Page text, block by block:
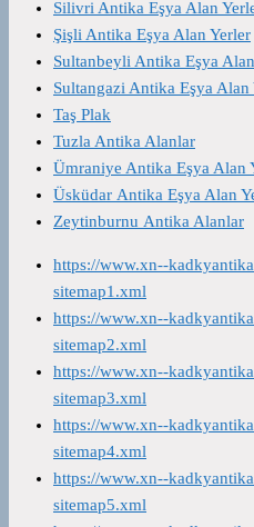
Silivri Antika Eşya Alan
Şişli Antika Eşya Alan Yerler
Sultanbeyli Antika Eşya
Sultangazi Antika Eşya Alan
Taş Plak
Tuzla Antika Alanlar
Ümraniye Antika Eşya Alan
Üsküdar Antika Eşya Alan
Zeytinburnu Antika Alanlar
https://www.xn--
sitemap1.xml
https://www.xn--
sitemap2.xml
https://www.xn--
sitemap3.xml
https://www.xn--
sitemap4.xml
https://www.xn--
sitemap5.xml